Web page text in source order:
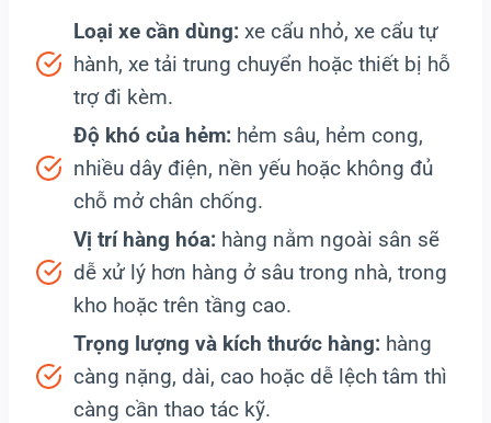
Loại xe cần dùng: xe cẩu nhỏ, xe cẩu tự
hành, xe tải trung chuyển hoặc thiết bị hỗ
trợ đi kèm.
Độ khó của hẻm: hẻm sâu, hẻm cong,
nhiều dây điện, nền yếu hoặc không đủ
chỗ mở chân chống.
Vị trí hàng hóa: hàng nằm ngoài sân sẽ
dễ xử lý hơn hàng ở sâu trong nhà, trong
kho hoặc trên tầng cao.
Trọng lượng và kích thước hàng: hàng
càng nặng, dài, cao hoặc dễ lệch tâm thì
càng cần thao tác kỹ.